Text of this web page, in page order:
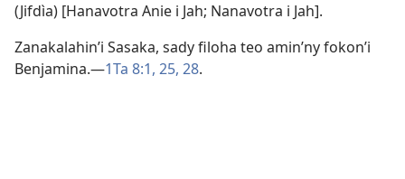
(Jifdìa) [Hanavotra Anie i Jah; Nanavotra i Jah].
Zanakalahin’i Sasaka, sady filoha teo amin’ny fokon’i
Benjamina.​—1Ta 8:1, 25, 28.